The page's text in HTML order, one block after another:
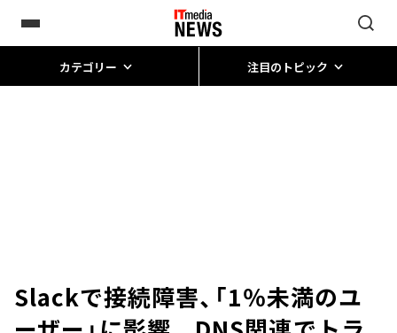
カテゴリー 注目のトピック
Slackで接続障害、「1％未満のユ